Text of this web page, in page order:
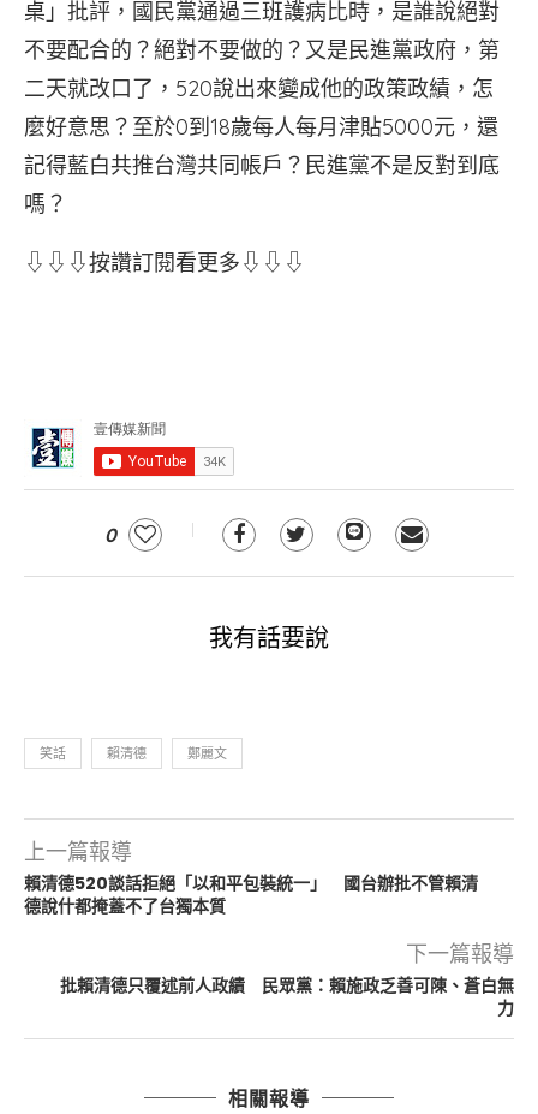
桌」批評，國民黨通過三班護病比時，是誰說絕對
不要配合的？絕對不要做的？又是民進黨政府，第
二天就改口了，520說出來變成他的政策政績，怎
麼好意思？至於0到18歲每人每月津貼5000元，還
記得藍白共推台灣共同帳戶？民進黨不是反對到底
嗎？
⇩⇩⇩按讚訂閱看更多⇩⇩⇩
0
我有話要說
笑話 賴清德 鄭麗文
上一篇報導
賴清德520談話拒絕「以和平包裝統一」 國台辦批不管賴清
德說什都掩蓋不了台獨本質
下一篇報導
批賴清德只覆述前人政績 民眾黨：賴施政乏善可陳、蒼白無
力
相關報導